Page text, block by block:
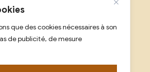
que des cookies nécessaires à son
de publicité, de mesure